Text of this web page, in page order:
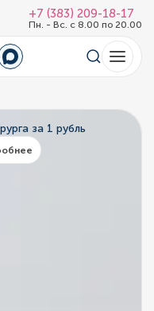
+7 (383) 209-18-17
Пн. - Вс. с 8.00 по 20.00
за 1 рубль